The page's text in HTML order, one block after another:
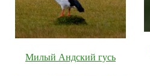
Милый Андский гусь